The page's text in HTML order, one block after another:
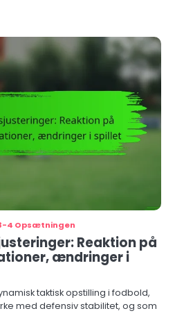
4 Opsætningen
Reaktion på
ændringer i
taktisk opstilling i fodbold,
med defensiv stabilitet, og som